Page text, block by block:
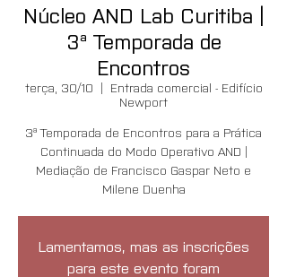
Núcleo AND Lab Curitiba |
3ª Temporada de
Encontros
terça, 30/10
  |
Entrada comercial - Edifício
Newport
3ª Temporada de Encontros para a Prática
Continuada do Modo Operativo AND |
Mediação de Francisco Gaspar Neto e
Milene Duenha
Lamentamos, mas as inscrições
para este evento foram